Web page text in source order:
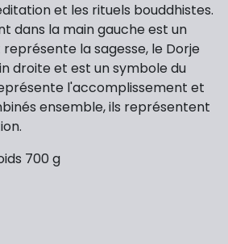
et les rituels bouddhistes.
dans la main gauche est un
la sagesse, le Dorje
droite et est un symbole du
l'accomplissement et
ensemble, ils représentent
700 g